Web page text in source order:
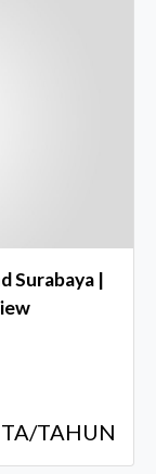
Surabaya |
TAHUN